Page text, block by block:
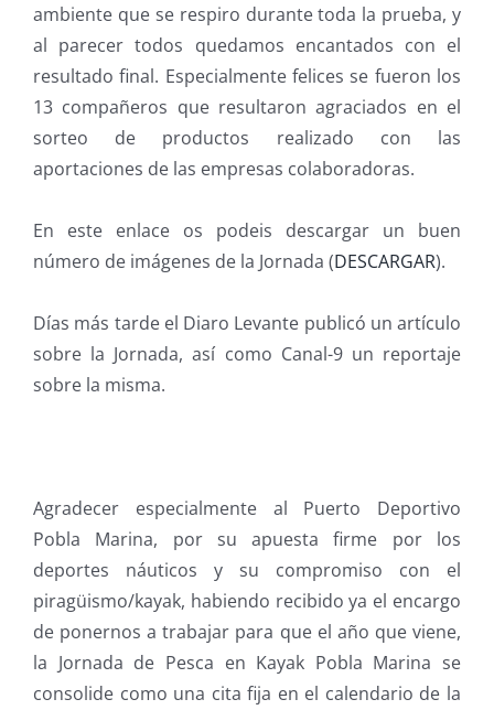
ambiente que se respiro durante toda la prueba, y
al parecer todos quedamos encantados con el
resultado final. Especialmente felices se fueron los
13 compañeros que resultaron agraciados en el
sorteo de productos realizado con las
aportaciones de las empresas colaboradoras.
En este enlace os podeis descargar un buen
número de imágenes de la Jornada (DESCARGAR).
Días más tarde el Diaro Levante publicó un artículo
sobre la Jornada, así como Canal-9 un reportaje
sobre la misma.
Agradecer especialmente al Puerto Deportivo
Pobla Marina, por su apuesta firme por los
deportes náuticos y su compromiso con el
piragüismo/kayak, habiendo recibido ya el encargo
de ponernos a trabajar para que el año que viene,
la Jornada de Pesca en Kayak Pobla Marina se
consolide como una cita fija en el calendario de la